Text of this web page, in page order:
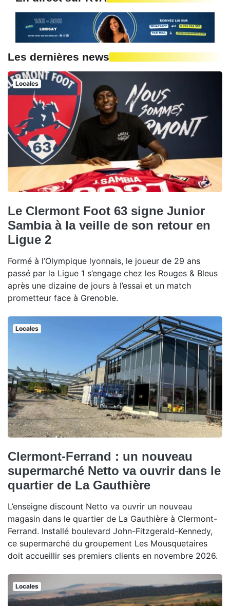
Les dernières news
Locales
Le Clermont Foot 63 signe Junior
Sambia à la veille de son retour en
Ligue 2
Formé à l’Olympique lyonnais, le joueur de 29 ans
passé par la Ligue 1 s’engage chez les Rouges & Bleus
après une dizaine de jours à l’essai et un match
prometteur face à Grenoble.
Locales
Clermont-Ferrand : un nouveau
supermarché Netto va ouvrir dans le
quartier de La Gauthière
L’enseigne discount Netto va ouvrir un nouveau
magasin dans le quartier de La Gauthière à Clermont-
Ferrand. Installé boulevard John-Fitzgerald-Kennedy,
ce supermarché du groupement Les Mousquetaires
doit accueillir ses premiers clients en novembre 2026.
Locales